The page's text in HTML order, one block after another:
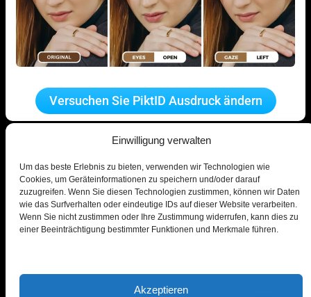
Einwilligung verwalten
Um das beste Erlebnis zu bieten, verwenden wir Technologien wie
Cookies, um Geräteinformationen zu speichern und/oder darauf
zuzugreifen. Wenn Sie diesen Technologien zustimmen, können wir Daten
wie das Surfverhalten oder eindeutige IDs auf dieser Website verarbeiten.
Wenn Sie nicht zustimmen oder Ihre Zustimmung widerrufen, kann dies zu
einer Beeinträchtigung bestimmter Funktionen und Merkmale führen.
Akzeptieren
Versuchen Sie PiktID Ausdruck ändern
© PiktID FlexCo
Lakeside Park B01a, 9020 Klagenfurt, Österreich